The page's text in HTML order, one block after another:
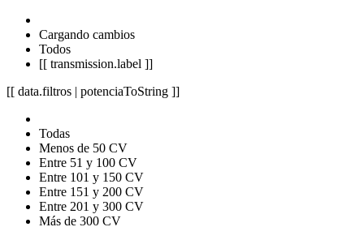
Cargando cambios
Todos
[[ transmission.label ]]
[[ data.filtros | potenciaToString ]]
Todas
Menos de 50 CV
Entre 51 y 100 CV
Entre 101 y 150 CV
Entre 151 y 200 CV
Entre 201 y 300 CV
Más de 300 CV